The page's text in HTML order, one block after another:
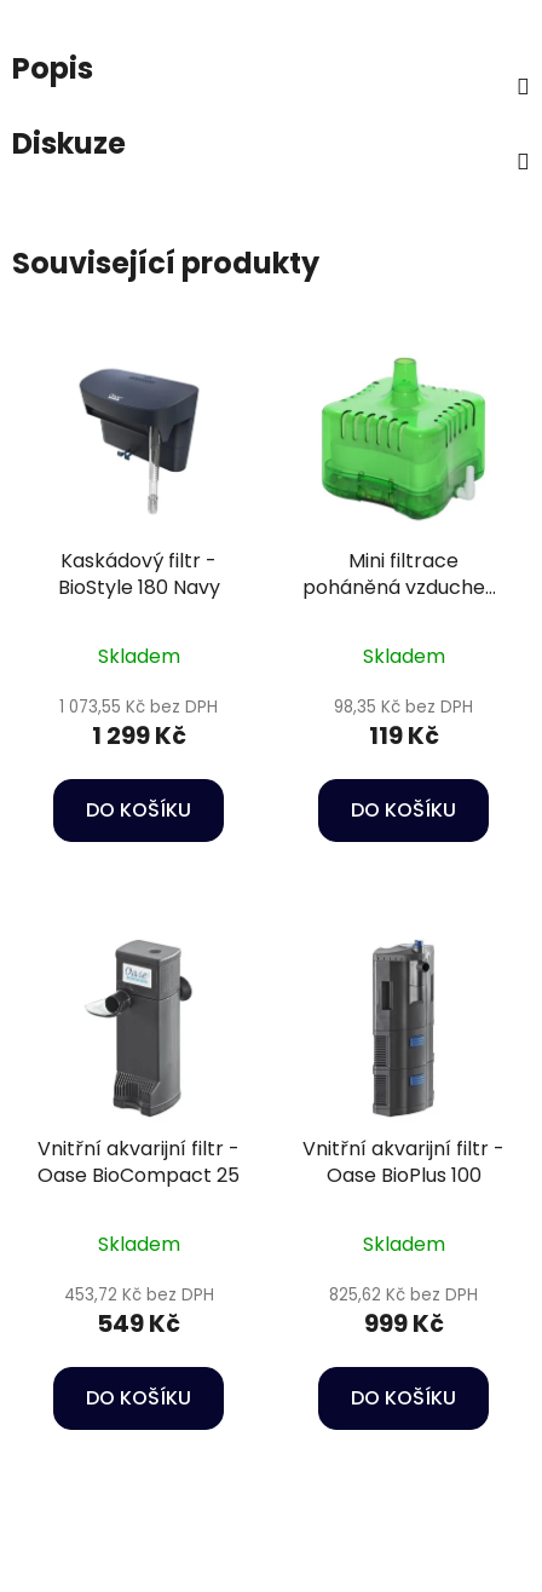
Popis
Diskuze
Související produkty
Kaskádový filtr -
BioStyle 180 Navy
Skladem
1 073,55 Kč bez DPH
1 299 Kč
DO KOŠÍKU
Mini filtrace
poháněná vzduchem
Skladem
98,35 Kč bez DPH
119 Kč
DO KOŠÍKU
Vnitřní akvarijní filtr -
Oase BioCompact 25
Skladem
453,72 Kč bez DPH
549 Kč
DO KOŠÍKU
Vnitřní akvarijní filtr -
Oase BioPlus 100
Skladem
825,62 Kč bez DPH
999 Kč
DO KOŠÍKU